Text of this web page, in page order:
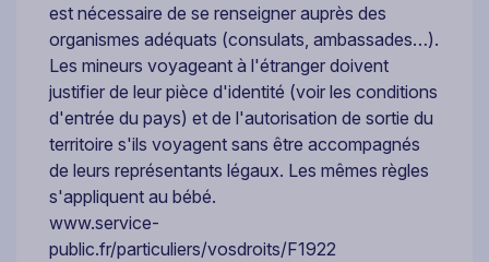
est nécessaire de se renseigner auprès des
organismes adéquats (consulats, ambassades…).
Les mineurs voyageant à l'étranger doivent
justifier de leur pièce d'identité (voir les conditions
d'entrée du pays) et de l'autorisation de sortie du
territoire s'ils voyagent sans être accompagnés
de leurs représentants légaux. Les mêmes règles
s'appliquent au bébé.
www.service-
public.fr/particuliers/vosdroits/F1922